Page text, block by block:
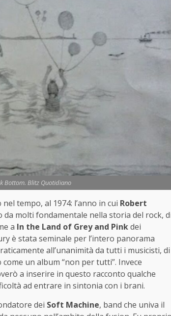
Bottom. Blitz Quotidiano
tempo, al 1974: l’anno in cui Robert
da molti fondamentale nella storia del rock,
a In the Land of Grey and Pinkdei
è stata seminale per l’intero panorama
all’unanimità da tutti i musicisti, di
un album “non per tutti”. Invece
a inserire in questo racconto qualche
ad entrare in sintonia con i brani.
dei Soft Machine, band che univa il